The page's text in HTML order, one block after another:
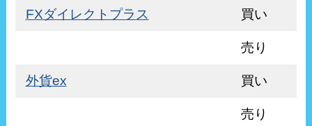
FXダイレクトプラス 買い
売り
外貨ex 買い
売り